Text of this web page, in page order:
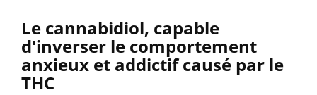
Le cannabidiol, capable
d'inverser le comportement
anxieux et addictif causé par le
THC